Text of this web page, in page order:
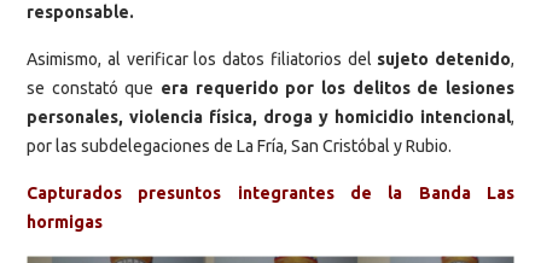
responsable.
Asimismo, al verificar los datos filiatorios del sujeto detenido,
se constató que era requerido por los delitos de lesiones
personales, violencia física, droga y homicidio intencional,
por las subdelegaciones de La Fría, San Cristóbal y Rubio.
Capturados presuntos integrantes de la Banda Las
hormigas